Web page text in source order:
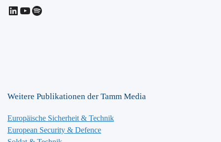
LinkedIn
YouTube
Spotify
Weitere Publikationen der Tamm Media
Europäische Sicherheit & Technik
European Security & Defence